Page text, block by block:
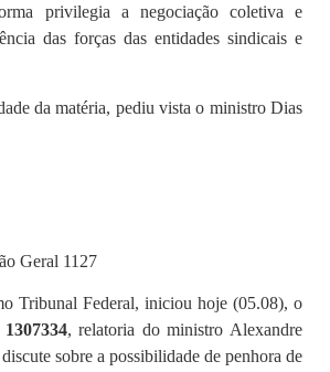
privilegia a negociação coletiva e
das forças das entidades sindicais e
da matéria, pediu vista o ministro Dias
Geral 1127
Tribunal Federal, iniciou hoje (05.08), o
, relatoria do ministro Alexandre
sobre a possibilidade de penhora de